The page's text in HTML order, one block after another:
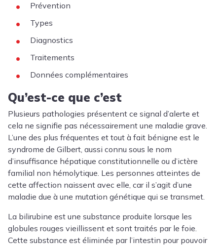
Prévention
Types
Diagnostics
Traitements
Données complémentaires
Qu’est-ce que c’est
Plusieurs pathologies présentent ce signal d’alerte et
cela ne signifie pas nécessairement une maladie grave.
L’une des plus fréquentes et tout à fait bénigne est le
syndrome de Gilbert, aussi connu sous le nom
d’insuffisance hépatique constitutionnelle ou d’ictère
familial non hémolytique. Les personnes atteintes de
cette affection naissent avec elle, car il s’agit d’une
maladie due à une mutation génétique qui se transmet.
La bilirubine est une substance produite lorsque les
globules rouges vieillissent et sont traités par le foie.
Cette substance est éliminée par l’intestin pour pouvoir